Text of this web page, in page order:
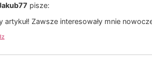
pisze:
artykuł! Zawsze interesowały mnie